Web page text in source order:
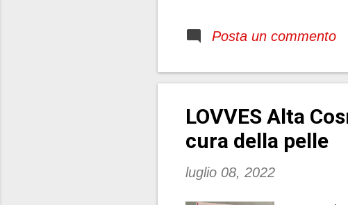
circa
non
per i
Posta un commento
LOVVES Alta
cura della pelle
luglio 08, 2022